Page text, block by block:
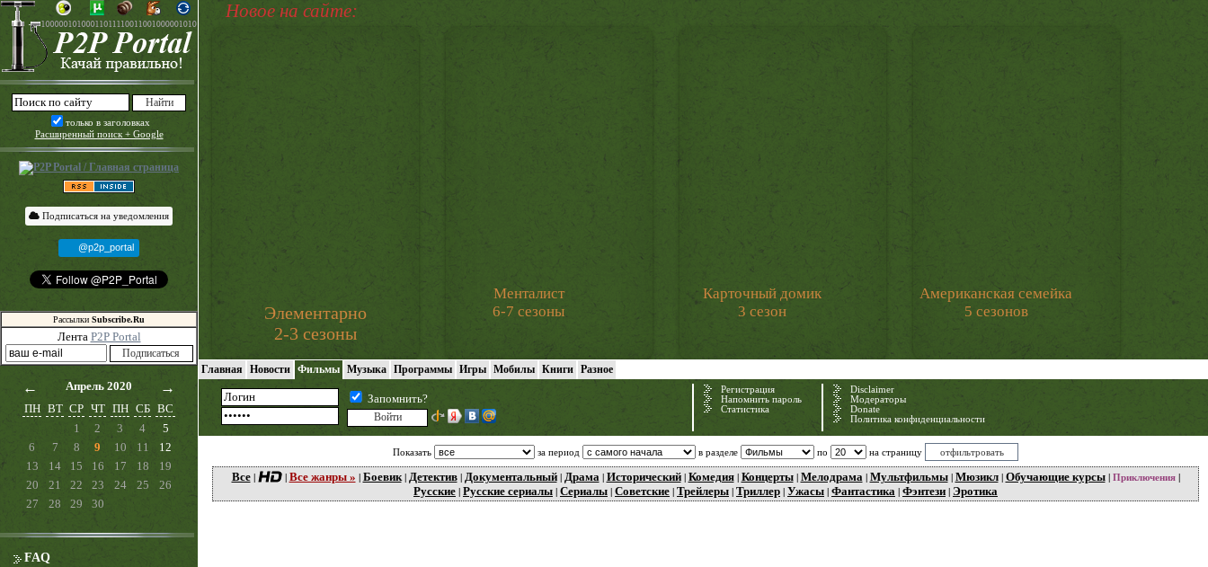
только в заголовках
Расширенный поиск + Google
Подписаться на уведомления
@p2p_portal
Рассылки Subscribe.Ru
Лента P2P Portal
← Апрель 2020 →
ПН ВТ СР ЧТ ПН СБ ВС
1
2 3 4
5
6
7 8 9 10 11
12
13
14 15 16 17 18
19
20
21 22 23 24 25
26
27
28 29 30
FAQ
Новое на сайте:
Элементарно
2-3 сезоны
Менталист
6-7 сезоны
Карточный домик
3 сезон
Американская семейка
5 сезонов
Главная Новости Фильмы Музыка Программы Игры Мобилы Книги Разное
Запомнить?
Регистрация
Напомнить пароль
Статистика
Disclaimer
Модераторы
Donate
Политика конфиденциальности
Показать за период в разделе по на страницу
Все| | Все жанры » Боевик| Детектив| Документальный| Драма Исторический| Комедия| Концерты| Мелодрама Мультфильмы| Мюзикл| Обучающие курсы| Приключения|
Русские Русские сериалы Сериалы Советские Трейлеры Триллер Ужасы Фантастика Фэнтези Эротика